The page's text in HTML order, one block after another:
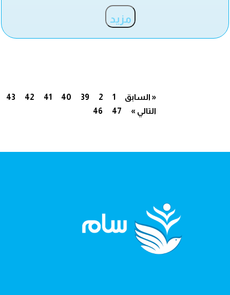
مزيد
« السابق 1
2
39
40
41
42
43
46
47 التالي »